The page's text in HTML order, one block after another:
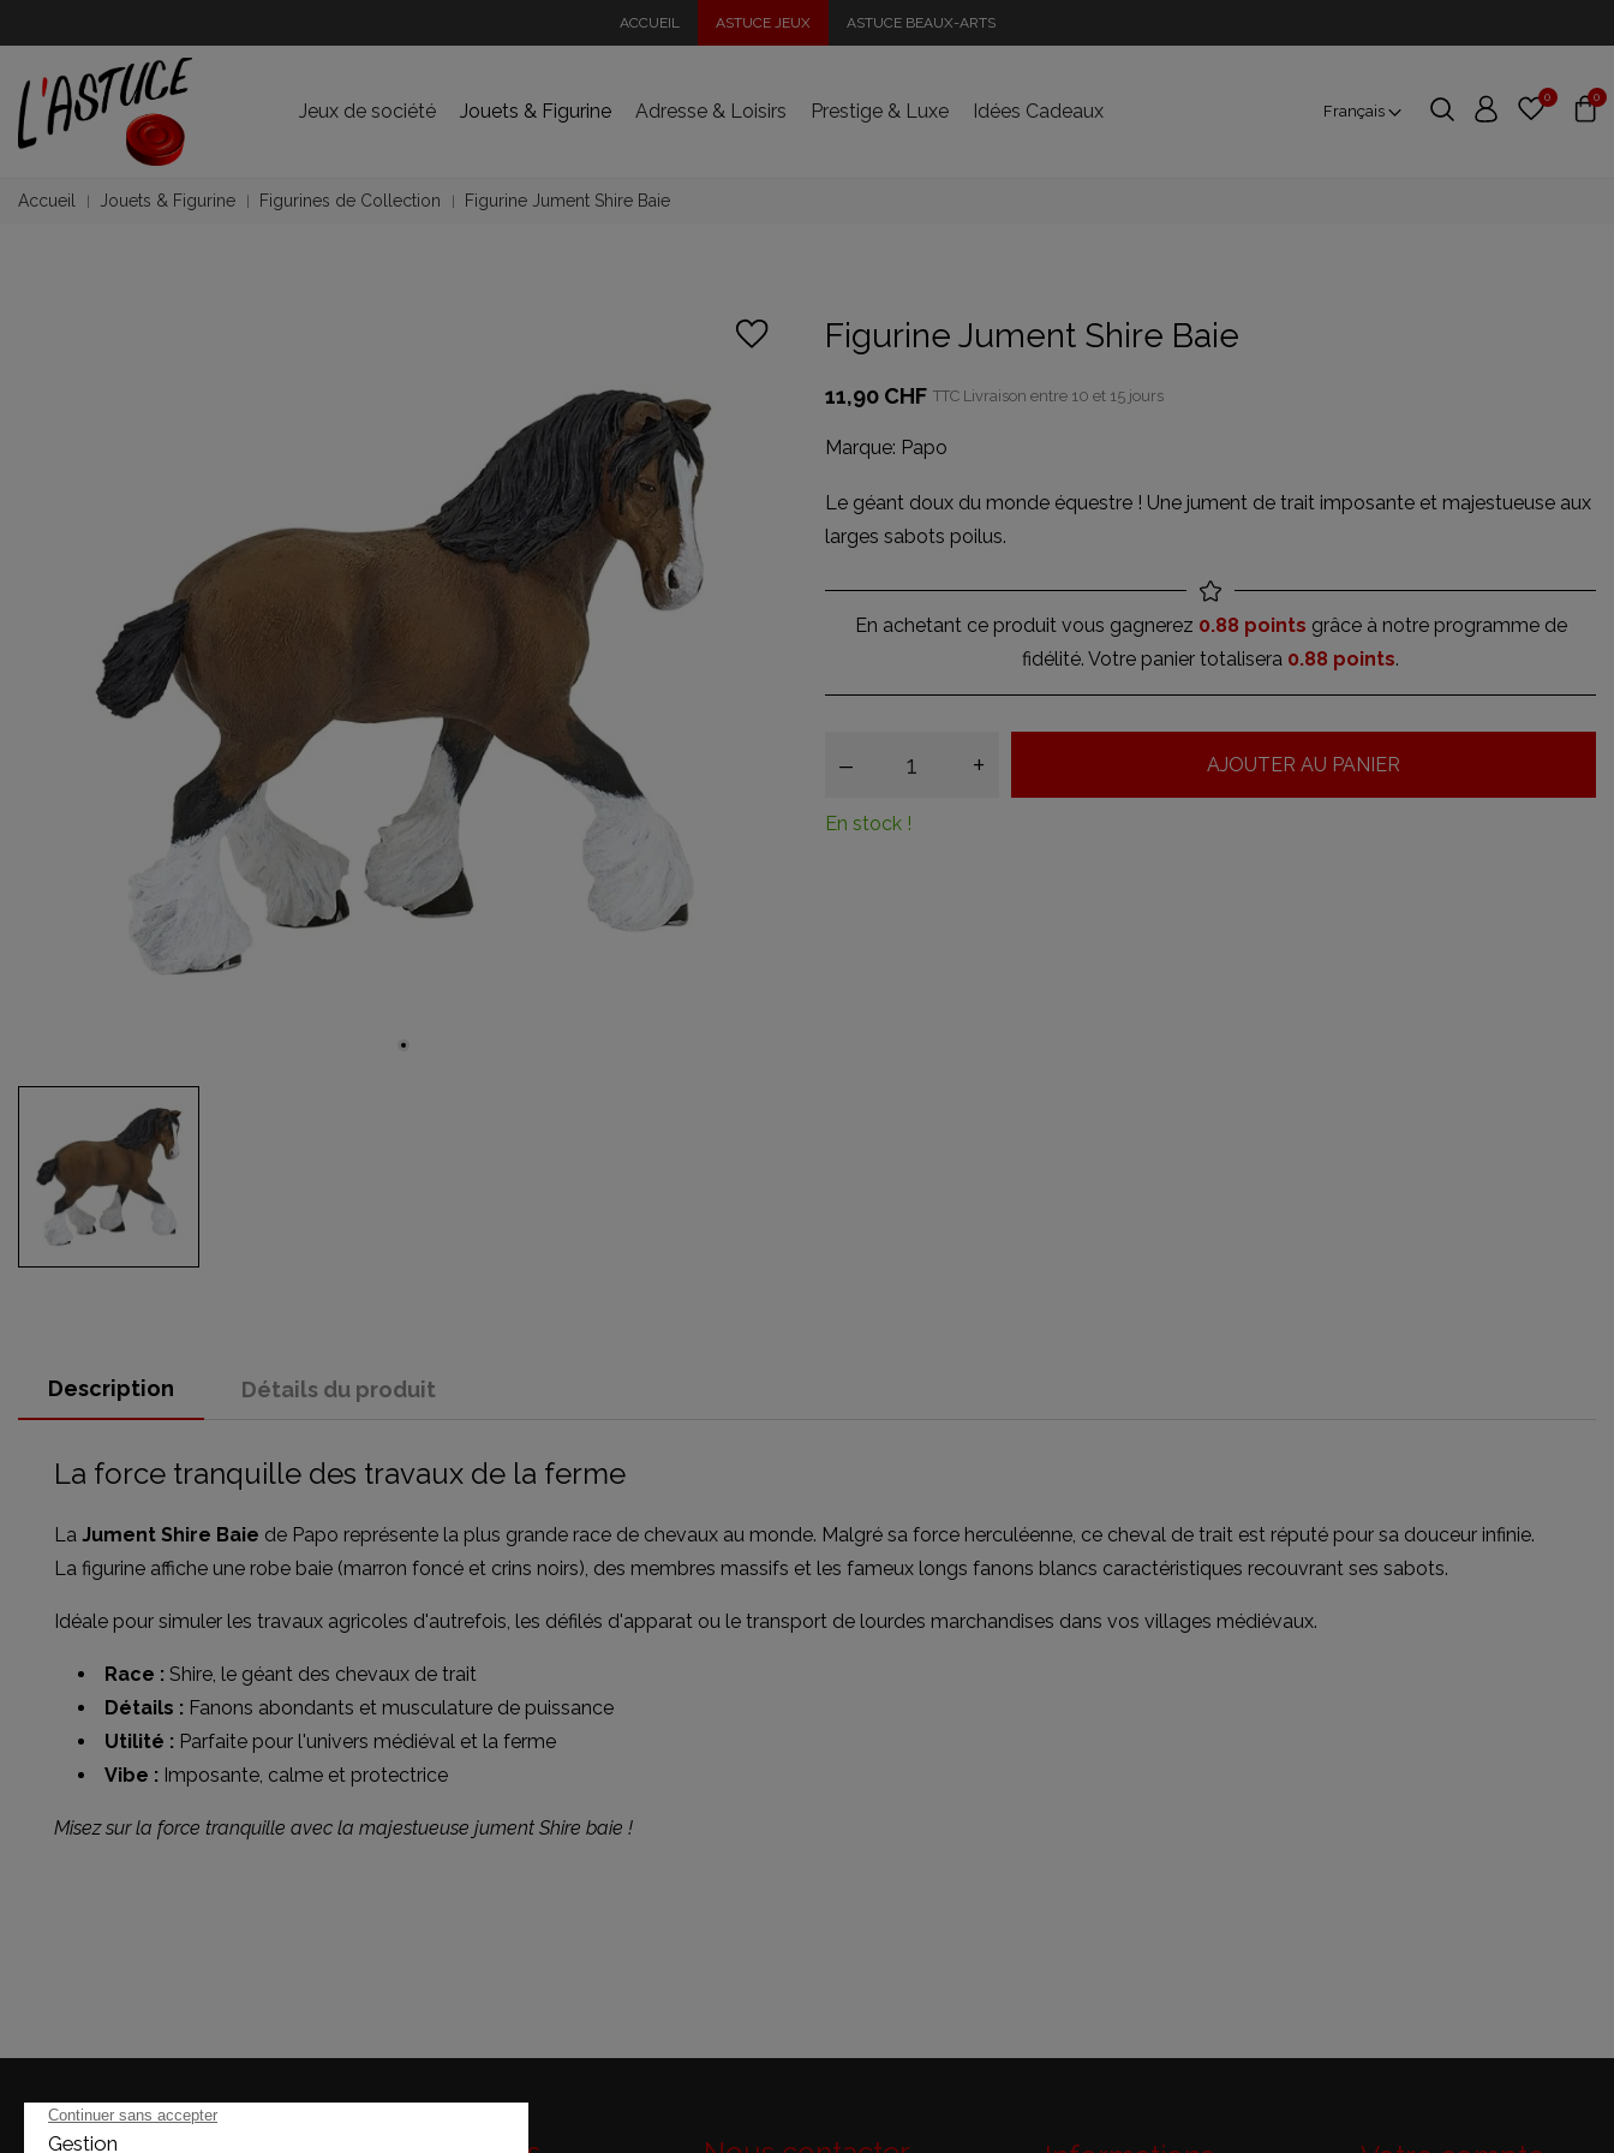
ACCUEIL ASTUCE JEUX ASTUCE BEAUX-ARTS
Jeux de société Jouets & Figurine Adresse & Loisirs Prestige & Luxe Idées Cadeaux Français
0 0
Accueil Jouets & Figurine Figurines de Collection Figurine Jument Shire Baie
Figurine Jument Shire Baie
11,90 CHF TTC Livraison entre 10 et 15 jours
Marque: Papo
Le géant doux du monde équestre ! Une jument de trait imposante et majestueuse aux
larges sabots poilus.
En achetant ce produit vous gagnerez 0.88 points grâce à notre programme de
fidélité. Votre panier totalisera 0.88 points.
– + AJOUTER AU PANIER
En stock !
Description Détails du produit
La force tranquille des travaux de la ferme
La Jument Shire Baie de Papo représente la plus grande race de chevaux au monde. Malgré sa force herculéenne, ce cheval de trait est réputé pour sa douceur infinie.
La figurine affiche une robe baie (marron foncé et crins noirs), des membres massifs et les fameux longs fanons blancs caractéristiques recouvrant ses sabots.
Idéale pour simuler les travaux agricoles d'autrefois, les défilés d'apparat ou le transport de lourdes marchandises dans vos villages médiévaux.
Race : Shire, le géant des chevaux de trait
Détails : Fanons abondants et musculature de puissance
Utilité : Parfaite pour l'univers médiéval et la ferme
Vibe : Imposante, calme et protectrice
Misez sur la force tranquille avec la majestueuse jument Shire baie !